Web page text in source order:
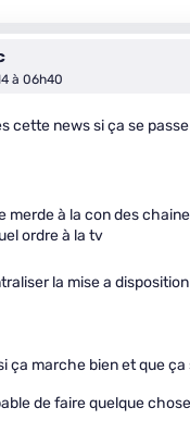
à 06h40
cette news si ça se passe
merde à la con des
ordre à la tv
la mise a
ça marche bien et que
de faire quelque